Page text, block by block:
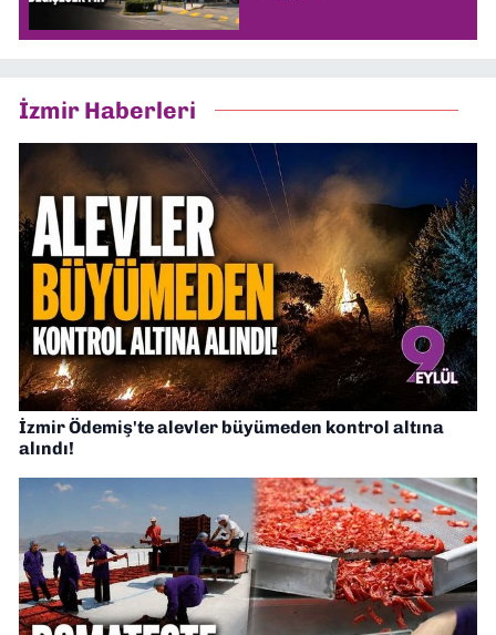
İzmir Haberleri
İzmir Ödemiş'te alevler büyümeden kontrol altına
alındı!